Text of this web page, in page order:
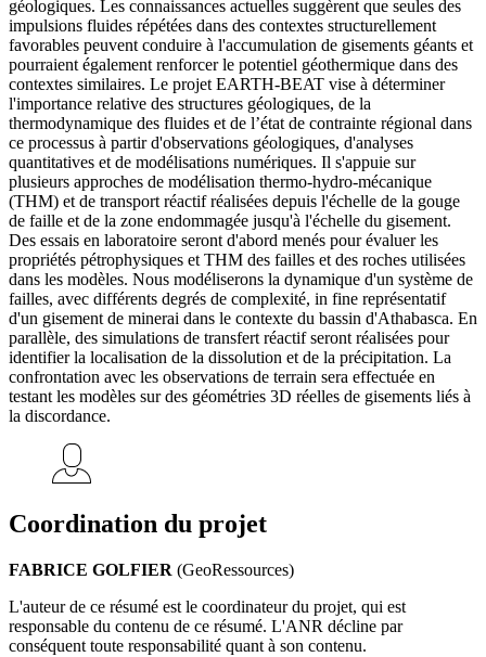
géologiques. Les connaissances actuelles suggèrent que seules des
impulsions fluides répétées dans des contextes structurellement
favorables peuvent conduire à l'accumulation de gisements géants et
pourraient également renforcer le potentiel géothermique dans des
contextes similaires. Le projet EARTH-BEAT vise à déterminer
l'importance relative des structures géologiques, de la
thermodynamique des fluides et de l’état de contrainte régional dans
ce processus à partir d'observations géologiques, d'analyses
quantitatives et de modélisations numériques. Il s'appuie sur
plusieurs approches de modélisation thermo-hydro-mécanique
(THM) et de transport réactif réalisées depuis l'échelle de la gouge
de faille et de la zone endommagée jusqu'à l'échelle du gisement.
Des essais en laboratoire seront d'abord menés pour évaluer les
propriétés pétrophysiques et THM des failles et des roches utilisées
dans les modèles. Nous modéliserons la dynamique d'un système de
failles, avec différents degrés de complexité, in fine représentatif
d'un gisement de minerai dans le contexte du bassin d'Athabasca. En
parallèle, des simulations de transfert réactif seront réalisées pour
identifier la localisation de la dissolution et de la précipitation. La
confrontation avec les observations de terrain sera effectuée en
testant les modèles sur des géométries 3D réelles de gisements liés à
la discordance.
Coordination du projet
FABRICE GOLFIER (GeoRessources)
L'auteur de ce résumé est le coordinateur du projet, qui est
responsable du contenu de ce résumé. L'ANR décline par
conséquent toute responsabilité quant à son contenu.